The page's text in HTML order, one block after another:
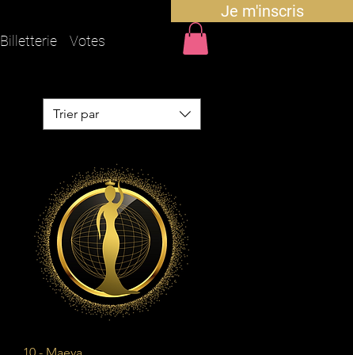
Je m'inscris
Billetterie Votes
Trier par
Aperçu rapide